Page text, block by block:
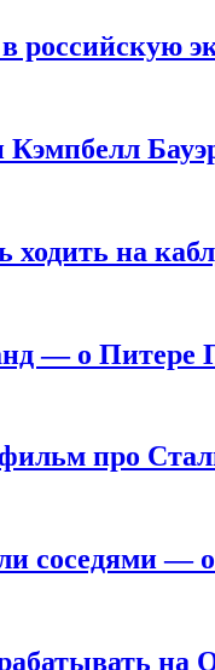
российскую
ходить на
— о Питере
про
соседями —
на